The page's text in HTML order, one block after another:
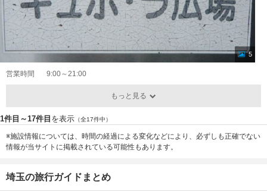
5
営業時間 9:00～21:00
もっと見る
1件目～17件目 を表示 （全17件中）
※施設情報については、時間の経過による変化などにより、必ずしも正確でない
情報が当サイトに掲載されている可能性もあります。
埼玉の旅行ガイドまとめ